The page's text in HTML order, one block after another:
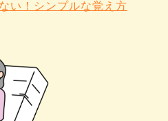
い！シンプルな覚え方